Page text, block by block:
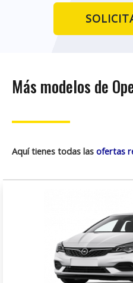
Más modelos de
Aquí tienes todas las ofertas